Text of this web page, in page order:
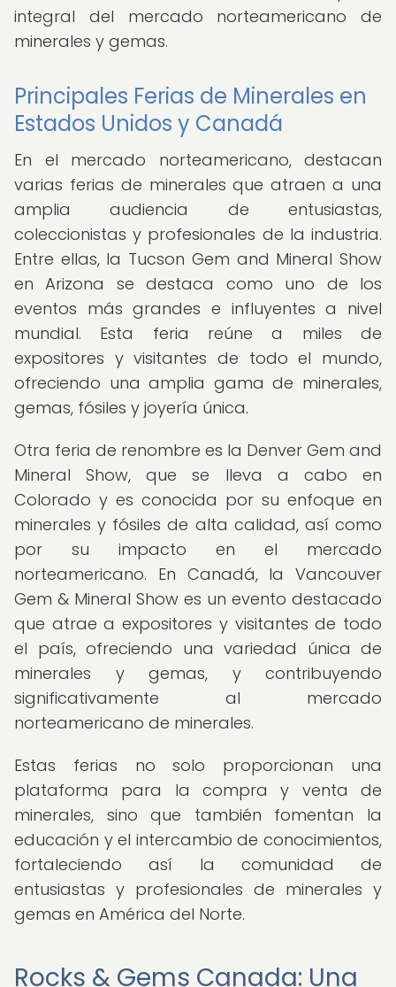
integral del mercado norteamericano de
minerales y gemas.
Principales Ferias de Minerales en
Estados Unidos y Canadá
En el mercado norteamericano, destacan
varias ferias de minerales que atraen a una
amplia audiencia de entusiastas,
coleccionistas y profesionales de la industria.
Entre ellas, la Tucson Gem and Mineral Show
en Arizona se destaca como uno de los
eventos más grandes e influyentes a nivel
mundial. Esta feria reúne a miles de
expositores y visitantes de todo el mundo,
ofreciendo una amplia gama de minerales,
gemas, fósiles y joyería única.
Otra feria de renombre es la Denver Gem and
Mineral Show, que se lleva a cabo en
Colorado y es conocida por su enfoque en
minerales y fósiles de alta calidad, así como
por su impacto en el mercado
norteamericano. En Canadá, la Vancouver
Gem & Mineral Show es un evento destacado
que atrae a expositores y visitantes de todo
el país, ofreciendo una variedad única de
minerales y gemas, y contribuyendo
significativamente al mercado
norteamericano de minerales.
Estas ferias no solo proporcionan una
plataforma para la compra y venta de
minerales, sino que también fomentan la
educación y el intercambio de conocimientos,
fortaleciendo así la comunidad de
entusiastas y profesionales de minerales y
gemas en América del Norte.
Rocks & Gems Canada: Una